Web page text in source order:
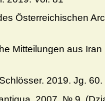
Österreichischen
Mitteilungen aus
2019. Jg. 60.